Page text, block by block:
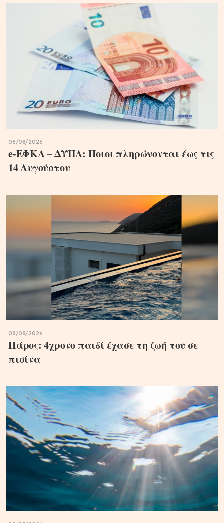
08/08/2026
e-ΕΦΚΑ – ΔΥΠΑ: Ποιοι πληρώνονται έως τις
14 Αυγούστου
08/08/2026
Πάρος: 4χρονο παιδί έχασε τη ζωή του σε
πισίνα